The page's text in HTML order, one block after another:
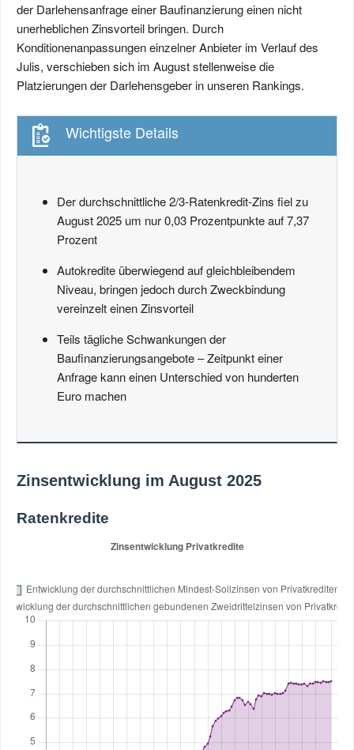
der Darlehensanfrage einer Baufinanzierung einen nicht
unerheblichen Zinsvorteil bringen. Durch
Konditionenanpassungen einzelner Anbieter im Verlauf des
Julis, verschieben sich im August stellenweise die
Platzierungen der Darlehensgeber in unseren Rankings.
Wichtigste Details
Der durchschnittliche 2/3-Ratenkredit-Zins fiel zu
August 2025 um nur 0,03 Prozentpunkte auf 7,37
Prozent
Autokredite überwiegend auf gleichbleibendem
Niveau, bringen jedoch durch Zweckbindung
vereinzelt einen Zinsvorteil
Teils tägliche Schwankungen der
Baufinanzierungsangebote – Zeitpunkt einer
Anfrage kann einen Unterschied von hunderten
Euro machen
Zinsentwicklung im August 2025
Ratenkredite